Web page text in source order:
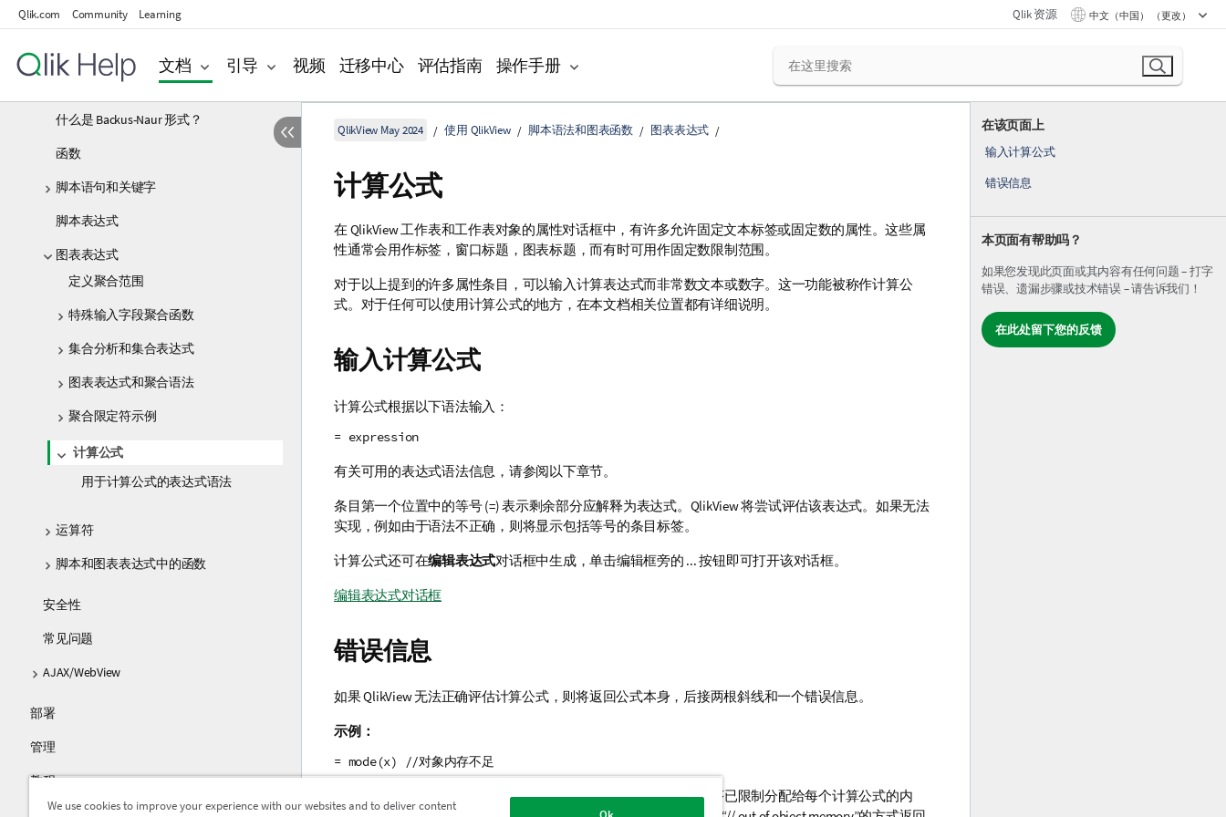
Qlik.com Community Learning Qlik 资源 中文（中国） （更改）
文档 引导 视频 迁移中心 评估指南 操作手册
创建文档和图表
发现和分析
什么是 Backus-Naur 形式？
函数
脚本语句和关键字
脚本表达式
图表表达式
定义聚合范围
特殊输入字段聚合函数
集合分析和集合表达式
图表表达式和聚合语法
聚合限定符示例
计算公式
用于计算公式的表达式语法
运算符
脚本和图表表达式中的函数
安全性
常见问题
AJAX/WebView
部署
管理
教程
在该页面上
输入计算公式
错误信息
本页面有帮助吗？
如果您发现此页面或其内容有任何问题 – 打字
错误、遗漏步骤或技术错误 – 请告诉我们！
在此处留下您的反馈
QlikView May 2024 使用 QlikView 脚本语法和图表函数 图表表达式
计算公式
在 QlikView 工作表和工作表对象的属性对话框中，有许多允许固定文本标签或固定数的属性。这些属
性通常会用作标签，窗口标题，图表标题，而有时可用作固定数限制范围。
对于以上提到的许多属性条目，可以输入计算表达式而非常数文本或数字。这一功能被称作计算公
式。对于任何可以使用计算公式的地方，在本文档相关位置都有详细说明。
输入计算公式
计算公式根据以下语法输入：
= expression
有关可用的表达式语法信息，请参阅以下章节。
条目第一个位置中的等号 (=) 表示剩余部分应解释为表达式。QlikView 将尝试评估该表达式。如果无法
实现，例如由于语法不正确，则将显示包括等号的条目标签。
计算公式还可在编辑表达式对话框中生成，单击编辑框旁的 ... 按钮即可打开该对话框。
编辑表达式对话框
错误信息
如果 QlikView 无法正确评估计算公式，则将返回公式本身，后接两根斜线和一个错误信息。
示例：
= mode(x) //对象内存不足
每个计算公式都要求一定量的内存。为了不占用过多内存，此程序已限制分配给每个计算公式的内
We use cookies to improve your experience with our websites and to deliver content